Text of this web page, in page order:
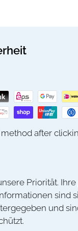
after
Priorität.
sind
und